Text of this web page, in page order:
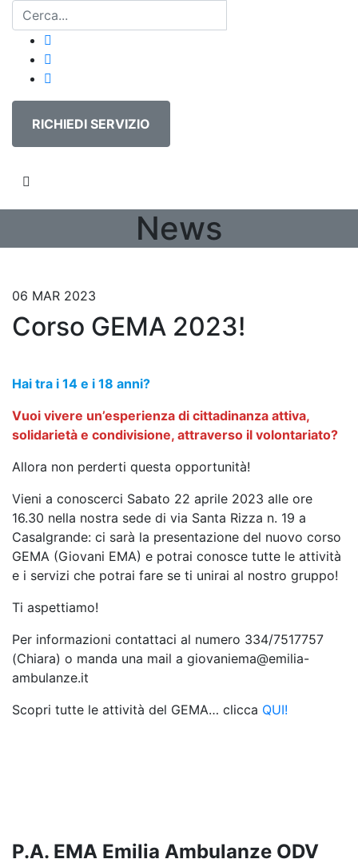
RICHIEDI SERVIZIO
News
06 MAR 2023
Corso GEMA 2023!
Hai tra i 14 e i 18 anni?
Vuoi vivere un’esperienza di cittadinanza attiva,
solidarietà e condivisione, attraverso il volontariato?
Allora non perderti questa opportunità!
Vieni a conoscerci Sabato 22 aprile 2023 alle ore
16.30 nella nostra sede di via Santa Rizza n. 19 a
Casalgrande: ci sarà la presentazione del nuovo corso
GEMA (Giovani EMA) e potrai conosce tutte le attività
e i servizi che potrai fare se ti unirai al nostro gruppo!
Ti aspettiamo!
Per informazioni contattaci al numero 334/7517757
(Chiara) o manda una mail a giovaniema@emilia-
ambulanze.it
Scopri tutte le attività del GEMA… clicca QUI!
P.A. EMA Emilia Ambulanze ODV